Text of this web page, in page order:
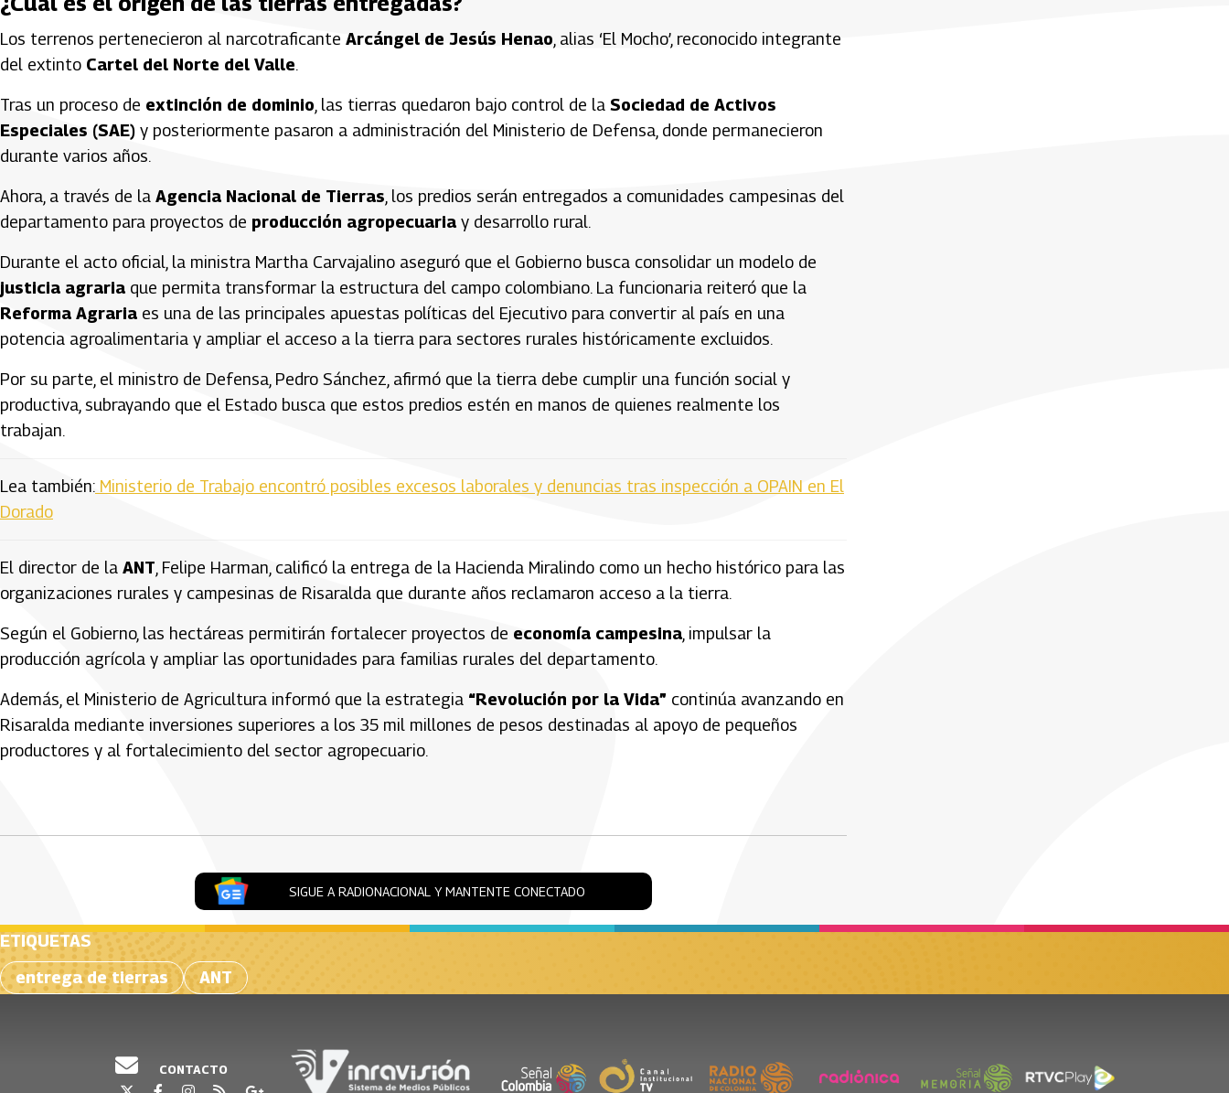
Los terrenos pertenecieron al narcotraficante Arcángel de Jesús Henao , alias ‘El Mocho’, reconocido integrante
del extinto Cartel del Norte del Valle.
Tras un proceso de extinción de dominio , las tierras quedaron bajo control de la Sociedad de Activos
Especiales (SAE) y posteriormente pasaron a administración del Ministerio de Defensa, donde permanecieron
durante varios años.
Ahora, a través de la Agencia Nacional de Tierras , los predios serán entregados a comunidades campesinas del
departamento para proyectos de producción agropecuaria y desarrollo rural.
Durante el acto oficial, la ministra Martha Carvajalino aseguró que el Gobierno busca consolidar un modelo de
justicia agraria que permita transformar la estructura del campo colombiano. La funcionaria reiteró que la
Reforma Agraria es una de las principales apuestas políticas del Ejecutivo para convertir al país en una
potencia agroalimentaria y ampliar el acceso a la tierra para sectores rurales históricamente excluidos.
Por su parte, el ministro de Defensa, Pedro Sánchez, afirmó que la tierra debe cumplir una función social y
productiva, subrayando que el Estado busca que estos predios estén en manos de quienes realmente los
trabajan.
Lea también: Ministerio de Trabajo encontró posibles excesos laborales y denuncias tras inspección a OPAIN en El
Dorado
El director de la ANT , Felipe Harman, calificó la entrega de la Hacienda Miralindo como un hecho histórico para las
organizaciones rurales y campesinas de Risaralda que durante años reclamaron acceso a la tierra.
Según el Gobierno, las hectáreas permitirán fortalecer proyectos de economía campesina , impulsar la
producción agrícola y ampliar las oportunidades para familias rurales del departamento.
Además, el Ministerio de Agricultura informó que la estrategia “Revolución por la Vida” continúa avanzando en
Risaralda mediante inversiones superiores a los 35 mil millones de pesos destinadas al apoyo de pequeños
productores y al fortalecimiento del sector agropecuario.
SIGUE A RADIONACIONAL Y MANTENTE CONECTADO
ETIQUETAS
entrega de tierras
ANT
CONTACTO